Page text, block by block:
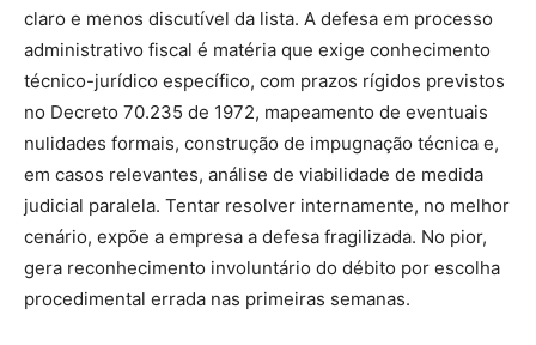
claro e menos discutível da lista. A defesa em processo
administrativo fiscal é matéria que exige conhecimento
técnico-jurídico específico, com prazos rígidos previstos
no Decreto 70.235 de 1972, mapeamento de eventuais
nulidades formais, construção de impugnação técnica e,
em casos relevantes, análise de viabilidade de medida
judicial paralela. Tentar resolver internamente, no melhor
cenário, expõe a empresa a defesa fragilizada. No pior,
gera reconhecimento involuntário do débito por escolha
procedimental errada nas primeiras semanas.